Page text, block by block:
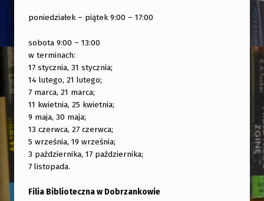
poniedziałek – piątek 9:00 – 17:00
sobota 9:00 – 13:00
w terminach:
17 stycznia, 31 stycznia;
14 lutego, 21 lutego;
7 marca, 21 marca;
11 kwietnia, 25 kwietnia;
9 maja, 30 maja;
13 czerwca, 27 czerwca;
5 września, 19 września;
3 października, 17 października;
7 listopada.
Filia Biblioteczna w Dobrzankowie